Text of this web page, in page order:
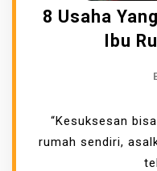
8 Usaha
Ibu
“Kesuksesan
rumah sendiri,